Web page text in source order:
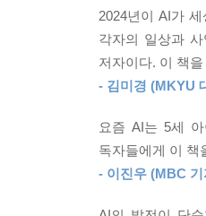
일의 본질에 주목
직장인을 위한 업
업무 문서 번역
뤼튼이 왜 20대
키워드로 AI 이미
［팁］ 뤼튼의 실
기초학문으로서
스테이블 디퓨전
변화를 미리 알려
1장에서는 세
2025년 AI 트렌
2025년을 대표
되는 캐릭터 AI와
2024년이 AI가
각자의 일상과
저자이다. 이 책
- 김미경 (MKYU
요즘 AI는 5세
독자들에게 이 책
- 이진우 (MBC